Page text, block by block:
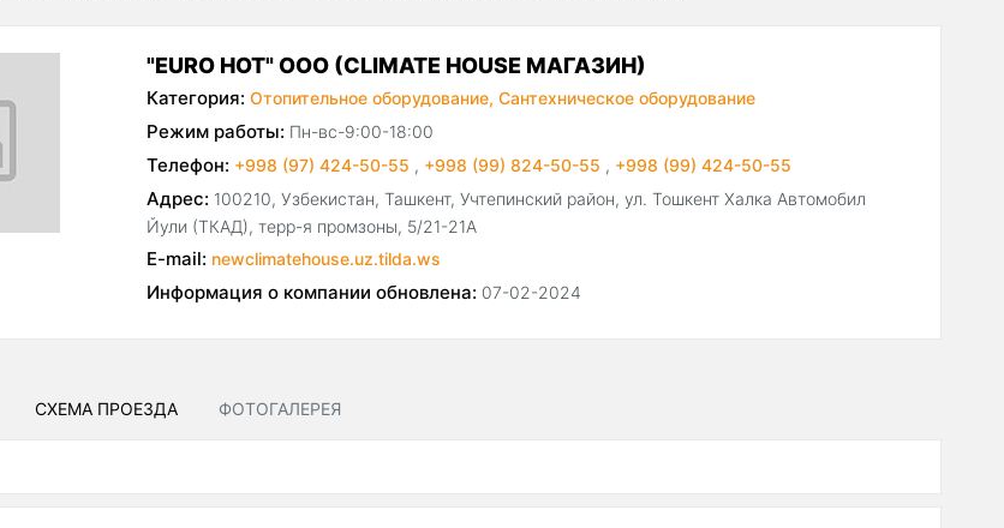
"EURO HOT" ООО (CLIMATE HOUSE МАГАЗИН)
Категория: Отопительное оборудование, Сантехническое оборудование
Режим работы: Пн-вс-9:00-18:00
Телефон: +998 (97) 424-50-55 , +998 (99) 824-50-55 , +998 (99) 424-50-55
Адрес: 100210, Узбекистан, Ташкент, Учтепинский район, ул. Тошкент Халка Автомобил
Йули (ТКАД), терр-я промзоны, 5/21-21А
E-mail: newclimatehouse.uz.tilda.ws
Информация о компании обновлена: 07-02-2024
СХЕМА ПРОЕЗДА ФОТОГАЛЕРЕЯ